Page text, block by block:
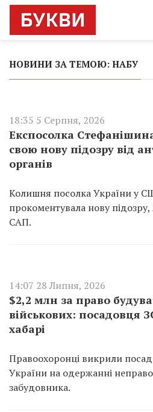
НОВИНИ ЗА ТЕМОЮ: НАБУ
18:35 5 Серпня, 2026
Експосолка
свою нову підозру від
органів
Колишня посолка України у
прокоментувала нову
САП.
14:07 28 Липня, 2026
$2,2 млн за право
військових: посадовця
хабарі
Правоохоронці викрили
України на одержанні
забудовника.